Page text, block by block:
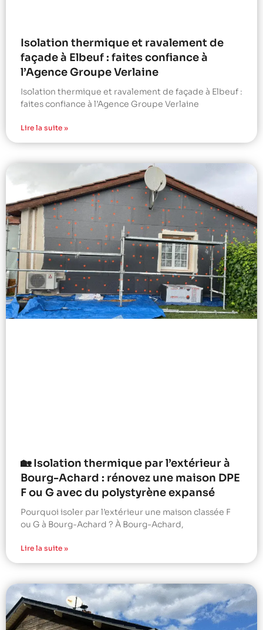
Isolation thermique et ravalement de
façade à Elbeuf : faites confiance à
l’Agence Groupe Verlaine
Isolation thermique et ravalement de façade à Elbeuf :
faites confiance à l’Agence Groupe Verlaine
Lire la suite »
🏡 Isolation thermique par l’extérieur à
Bourg-Achard : rénovez une maison DPE
F ou G avec du polystyrène expansé
Pourquoi isoler par l’extérieur une maison classée F
ou G à Bourg-Achard ? À Bourg-Achard,
Lire la suite »